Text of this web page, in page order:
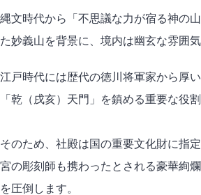
縄文時代から「不思議な力が宿る神の
た妙義山を背景に、境内は幽玄な雰囲
江戸時代には歴代の徳川将軍家から厚
「乾（戌亥）天門」を鎮める重要な役
そのため、社殿は国の重要文化財に指
宮の彫刻師も携わったとされる豪華絢
を圧倒します。